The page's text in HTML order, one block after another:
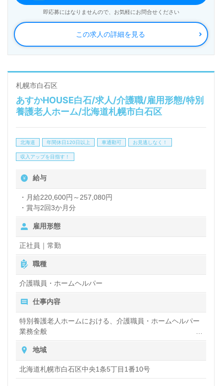
した雇用を得るチャンスも大きいです。介護のスキル
を磨くことでキャリアアップも期待できるため、長期
的な成長を望む方にとっても魅力的な職種です。
この求人の詳細を見る
即応募にはなりませんので、お気軽にお問合せください
札幌市白石区
あすかHOUSE白石/求人/介護職/雇用形態/特別
養護老人ホーム/北海道札幌市白石区
北海道 年間休日120日以上 車通勤可 お見逃しなく！
収入アップを目指す！
給与
・月給220,600円～257,080円
・賞与2回3か月分
雇用形態
正社員｜常勤
職種
介護職員・ホームヘルパー
仕事内容
特別養護老人ホームにおける、介護職員・ホームヘルパー
業務全般
入浴や排せつ、食事などの身体的サポートや、買い物や掃
除、洗濯など日常生活のサポートなど
地域
北海道札幌市白石区中央1条5丁目1番10号